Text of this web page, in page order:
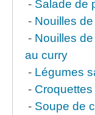
- Salade de
- Nouilles
- Nouilles
au curry
- Légumes
-
- Soupe de